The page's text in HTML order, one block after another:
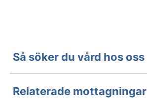
Så söker du vård hos oss
Relaterade mottagningar